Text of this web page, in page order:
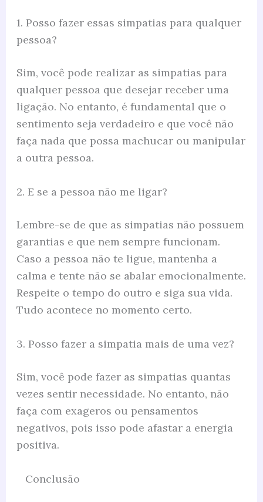
1. Posso fazer essas simpatias para qualquer
pessoa?
Sim, você pode realizar as simpatias para
qualquer pessoa que desejar receber uma
ligação. No entanto, é fundamental que o
sentimento seja verdadeiro e que você não
faça nada que possa machucar ou manipular
a outra pessoa.
2. E se a pessoa não me ligar?
Lembre-se de que as simpatias não possuem
garantias e que nem sempre funcionam.
Caso a pessoa não te ligue, mantenha a
calma e tente não se abalar emocionalmente.
Respeite o tempo do outro e siga sua vida.
Tudo acontece no momento certo.
3. Posso fazer a simpatia mais de uma vez?
Sim, você pode fazer as simpatias quantas
vezes sentir necessidade. No entanto, não
faça com exageros ou pensamentos
negativos, pois isso pode afastar a energia
positiva.
Conclusão